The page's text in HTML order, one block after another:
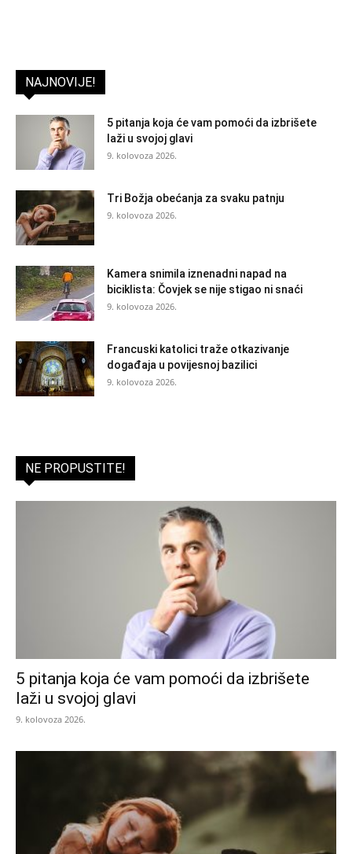
NAJNOVIJE!
5 pitanja koja će vam pomoći da izbrišete
laži u svojoj glavi
9. kolovoza 2026.
Tri Božja obećanja za svaku patnju
9. kolovoza 2026.
Kamera snimila iznenadni napad na
biciklista: Čovjek se nije stigao ni snaći
9. kolovoza 2026.
Francuski katolici traže otkazivanje
događaja u povijesnoj bazilici
9. kolovoza 2026.
NE PROPUSTITE!
5 pitanja koja će vam pomoći da izbrišete
laži u svojoj glavi
9. kolovoza 2026.